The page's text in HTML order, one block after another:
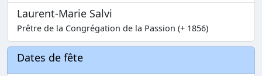
Laurent-Marie Salvi
Prêtre de la Congrégation de la Passion (+ 1856)
Dates de fête